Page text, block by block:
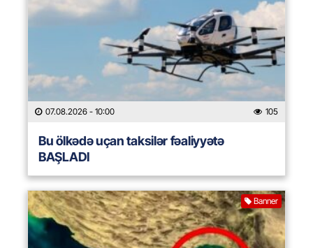
07.08.2026 - 10:00 105
Bu ölkədə uçan taksilər fəaliyyətə
BAŞLADI
Banner